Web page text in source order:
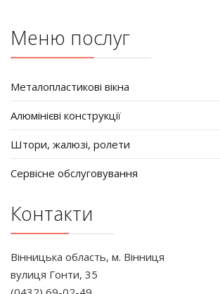
Меню послуг
Металопластикові вікна
Алюмінієві конструкції
Штори, жалюзі, ролети
Сервісне обслуговування
Контакти
Вінницька область, м. Вінниця
вулиця Гонти, 35